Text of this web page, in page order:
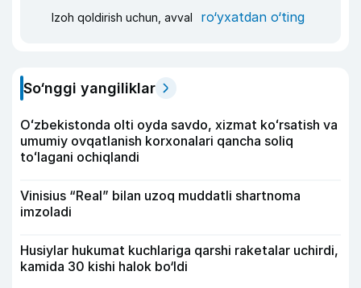
Izoh qoldirish uchun, avval ro‘yxatdan o‘ting
So‘nggi yangiliklar
Oʻzbekistonda olti oyda savdo, xizmat koʻrsatish va
umumiy ovqatlanish korxonalari qancha soliq
toʻlagani ochiqlandi
Vinisius “Real” bilan uzoq muddatli shartnoma
imzoladi
Husiylar hukumat kuchlariga qarshi raketalar uchirdi,
kamida 30 kishi halok bo‘ldi